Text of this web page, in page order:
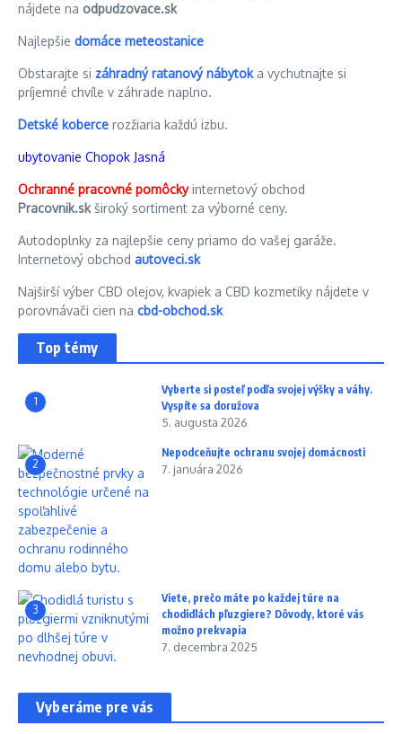
nájdete na odpudzovace.sk
Najlepšie domáce meteostanice
Obstarajte si záhradný ratanový nábytoka vychutnajte si
príjemné chvíle v záhrade naplno.
Detské koberce rozžiaria každú izbu.
ubytovanie Chopok Jasná
Ochranné pracovné pomôckyinternetový obchod
Pracovnik.skširoký sortiment za výborné ceny.
Autodoplnky za najlepšie ceny priamo do vašej garáže.
Internetový obchod autoveci.sk
Najširší výber CBD olejov, kvapiek a CBD kozmetiky nájdete v
porovnávači cien na cbd-obchod.sk
Top témy
1
Vyberte si posteľ podľa svojej výšky a váhy.
Vyspíte sa doružova
5. augusta 2026
2
Nepodceňujte ochranu svojej domácnosti
7. januára 2026
3
Viete, prečo máte po každej túre na
chodidlách pľuzgiere? Dôvody, ktoré vás
možno prekvapia
7. decembra 2025
Vyberáme pre vás